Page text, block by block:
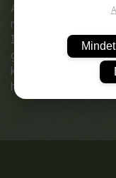
A Garden Flow
metszési
Ideális választás a
különleges
hatékonyabb